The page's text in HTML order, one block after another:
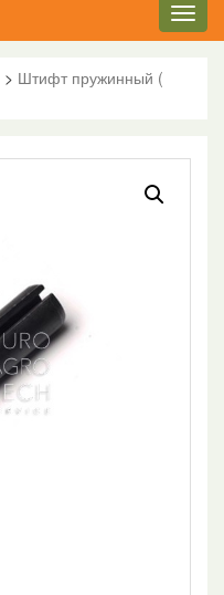
> Штифт пружинный (